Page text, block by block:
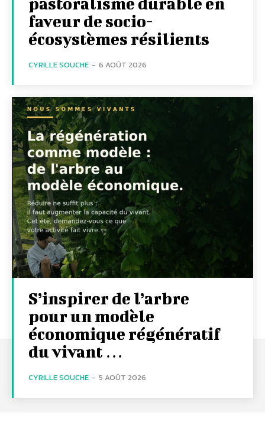
faveur de socio-
écosystèmes résilients
CYRILLE SOUCHE - 6 AOÛT 2026
S’inspirer de l’arbre
pour un modèle
économique régénératif
du vivant …
CYRILLE SOUCHE - 5 AOÛT 2026